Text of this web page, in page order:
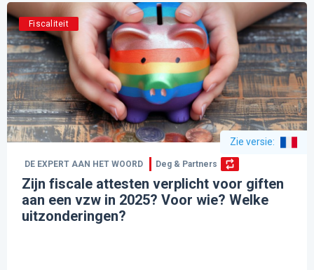
Fiscaliteit
Zie versie:
DE EXPERT AAN HET WOORD Deg & Partners
Zijn fiscale attesten verplicht voor giften
aan een vzw in 2025? Voor wie? Welke
uitzonderingen?